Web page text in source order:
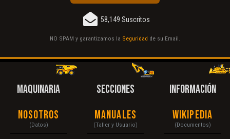
58,149 Suscritos
NO SPAM y garantizamos la Seguridad de su Email.
MAQUINARIA
Nosotros
(Datos)
SECCIONES
Manuales
(Taller y Usuario)
INFORMACIÓN
Wikipedia
(Documentos)